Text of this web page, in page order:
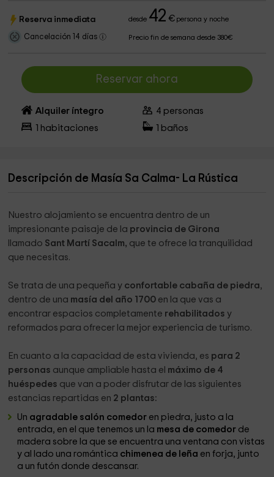
Reserva inmediata desde 42 €persona y noche
Cancelación 14 días Precio fin de semana desde 380€
Reservar ahora
Alquiler íntegro 4 personas
habitaciones baños
Descripción de Masía Sa Calma- La Rústica
Nuestro alojamiento se encuentra dentro de un
impresionante paisaje de la provincia de Girona
llamado Sant Martí Sacalm, que te ofrece la tranquilidad
que necesitas.
Se trata de una pequeña y confortable cabaña de piedra,
dentro de una masía del año 1700 en la que vas a
encontrar espacios completamente rehabilitados y
reformados para ofrecer la mejor experiencia de turismo.
En cuanto a la capacidad de esta vivienda, es para 2
personas aunque ampliable hasta el máximo de 4
huéspedes que van a poder disfrutar de las siguientes
estancias repartidas en 2 plantas:
Un agradable salón comedor en piedra, justo a la
entrada, en el que tenemos un la mesa de comedor de
madera sobre la que se encuentra una ventana con vistas
y al lado una romántica chimenea de leña en forja, junto
a un futón donde descansar.